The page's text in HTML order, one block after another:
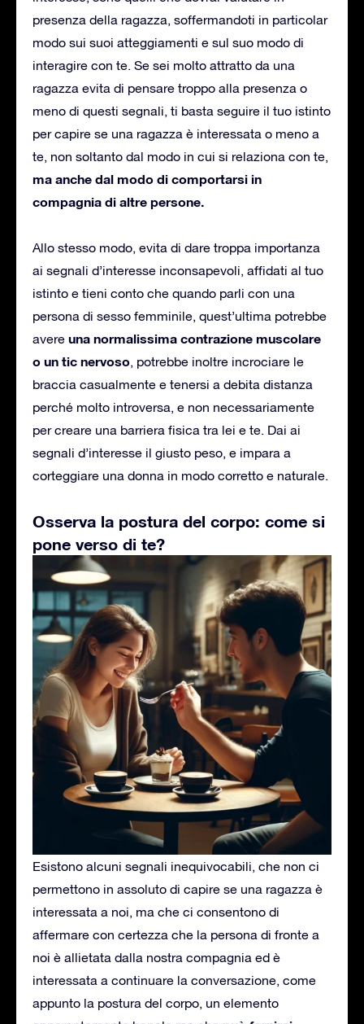
presenza della ragazza, soffermandoti in particolar
modo sui suoi atteggiamenti e sul suo modo di
interagire con te. Se sei molto attratto da una
ragazza evita di pensare troppo alla presenza o
meno di questi segnali, ti basta seguire il tuo istinto
per capire se una ragazza è interessata o meno a
te, non soltanto dal modo in cui si relaziona con te,
ma anche dal modo di comportarsi in
compagnia di altre persone.
Allo stesso modo, evita di dare troppa importanza
ai segnali d’interesse inconsapevoli, affidati al tuo
istinto e tieni conto che quando parli con una
persona di sesso femminile, quest’ultima potrebbe
avere una normalissima contrazione muscolare
o un tic nervoso, potrebbe inoltre incrociare le
braccia casualmente e tenersi a debita distanza
perché molto introversa, e non necessariamente
per creare una barriera fisica tra lei e te. Dai ai
segnali d’interesse il giusto peso, e impara a
corteggiare una donna in modo corretto e naturale.
Osserva la postura del corpo: come si
pone verso di te?
Esistono alcuni segnali inequivocabili, che non ci
permettono in assoluto di capire se una ragazza è
interessata a noi, ma che ci consentono di
affermare con certezza che la persona di fronte a
noi è allietata dalla nostra compagnia ed è
interessata a continuare la conversazione, come
appunto la postura del corpo, un elemento